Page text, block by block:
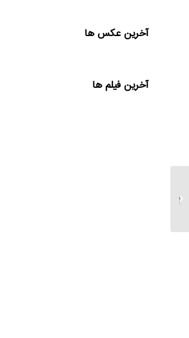
آخرین عکس ها
آخرین فیلم ها